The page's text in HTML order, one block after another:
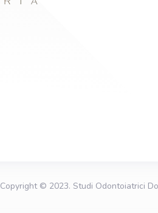
Copyright © 2023. Studi Odontoiatrici